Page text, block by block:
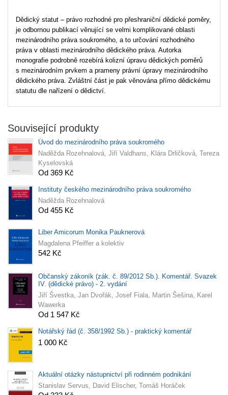
Dědický statut – právo rozhodné pro přeshraniční dědické poměry,
je odbornou publikací věnující se velmi komplikované oblasti
mezinárodního práva soukromého, a to určování rozhodného
práva v oblasti mezinárodního dědického práva. Autorka
monografie podrobně rozebírá kolizní úpravu dědických poměrů
s mezinárodním prvkem a prameny právní úpravy mezinárodního
dědického práva. Zvláštní část je pak věnována přímo dědickému
statutu dle nařízení o dědictví.
Související produkty
Úvod do mezinárodního práva soukromého
Naděžda Rozehnalová, Jiří Valdhans, Klára Drličková, Tereza
Kyselovská
Od 369 Kč
Instituty českého mezinárodního práva soukromého
Naděžda Rozehnalová
Od 455 Kč
Liber Amicorum Monika Pauknerová
Magdalena Pfeiffer a kolektiv
542 Kč
Občanský zákoník (zák. č. 89/2012 Sb.). Komentář. Svazek
IV. (dědické právo) - 2. vydání
Jiří Švestka, Jan Dvořák, Josef Fiala, Martin Šešina, Karel
Wawerka
Od 1 547 Kč
Notářský řád (č. 358/1992 Sb.) - praktický komentář
1 000 Kč
Aktuální otázky nástupnictví při rodinném podnikání
Stanislav Servus, David Elischer, Tomáš Horáček